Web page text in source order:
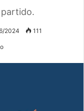
2024 111